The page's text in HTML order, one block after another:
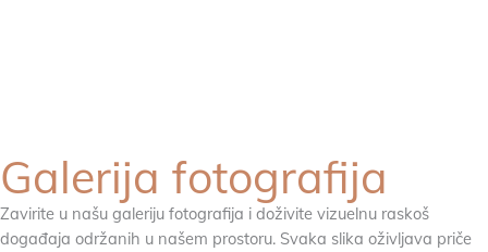
Galerija fotografija
Zavirite u našu galeriju fotografija i doživite vizuelnu raskoš
događaja održanih u našem prostoru. Svaka slika oživljava priče